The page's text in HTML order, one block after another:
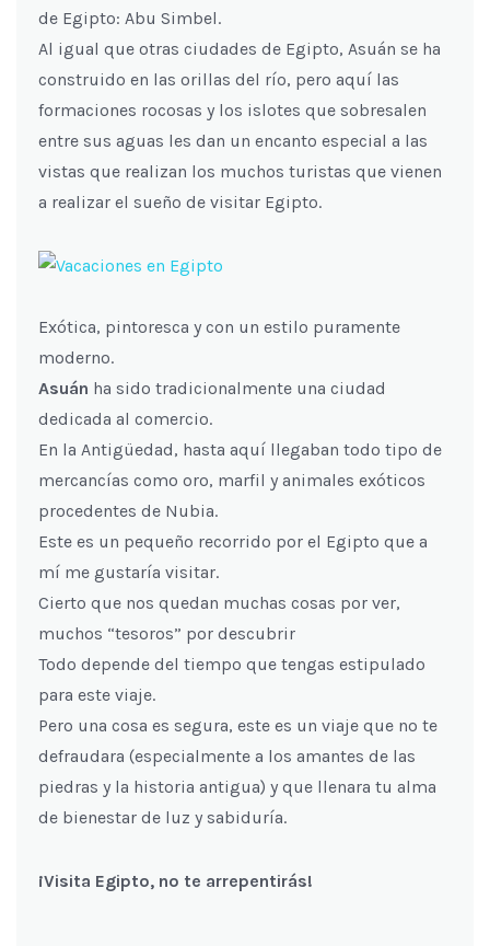
de Egipto: Abu Simbel.
Al igual que otras ciudades de Egipto, Asuán se ha
construido en las orillas del río, pero aquí las
formaciones rocosas y los islotes que sobresalen
entre sus aguas les dan un encanto especial a las
vistas que realizan los muchos turistas que vienen
a realizar el sueño de visitar Egipto.
Exótica, pintoresca y con un estilo puramente
moderno.
Asuán ha sido tradicionalmente una ciudad
dedicada al comercio.
En la Antigüedad, hasta aquí llegaban todo tipo de
mercancías como oro, marfil y animales exóticos
procedentes de Nubia.
Este es un pequeño recorrido por el Egipto que a
mí me gustaría visitar.
Cierto que nos quedan muchas cosas por ver,
muchos “tesoros” por descubrir
Todo depende del tiempo que tengas estipulado
para este viaje.
Pero una cosa es segura, este es un viaje que no te
defraudara (especialmente a los amantes de las
piedras y la historia antigua) y que llenara tu alma
de bienestar de luz y sabiduría.
¡Visita Egipto, no te arrepentirás!